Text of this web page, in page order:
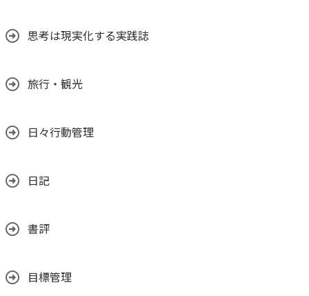
思考は現実化する実践誌
旅行・観光
日々行動管理
日記
書評
目標管理